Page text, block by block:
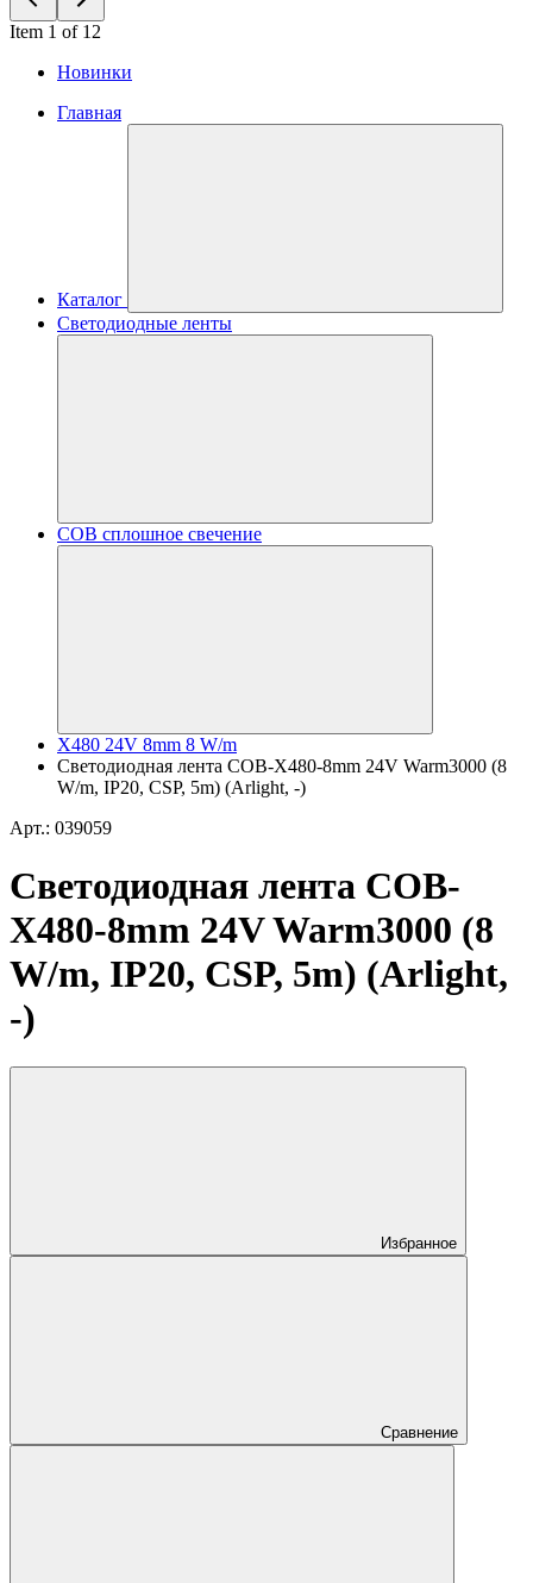
Item 1 of 12
Новинки
Главная
Каталог
Светодиодные ленты
COB сплошное свечение
X480 24V 8mm 8 W/m
Светодиодная лента COB-X480-8mm 24V Warm3000 (8
W/m, IP20, CSP, 5m) (Arlight, -)
Арт.: 039059
Светодиодная лента COB-
X480-8mm 24V Warm3000 (8
W/m, IP20, CSP, 5m) (Arlight,
-)
Избранное
Сравнение